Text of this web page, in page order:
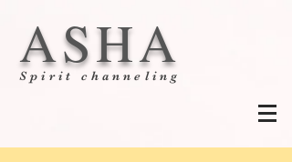
Spirit channeling
ASHA